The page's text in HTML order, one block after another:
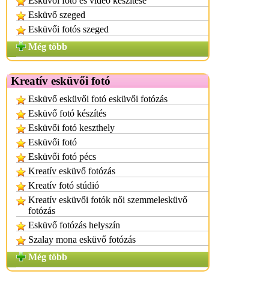
Esküvő szeged
Esküvői fotós szeged
Még több
Kreatív esküvői fotó
Esküvő esküvői fotó esküvői fotózás
Esküvő fotó készítés
Esküvői fotó keszthely
Esküvői fotó
Esküvői fotó pécs
Kreatív esküvő fotózás
Kreatív fotó stúdió
Kreatív esküvői fotók női szemmelesküvő
fotózás
Esküvő fotózás helyszín
Szalay mona esküvő fotózás
Még több